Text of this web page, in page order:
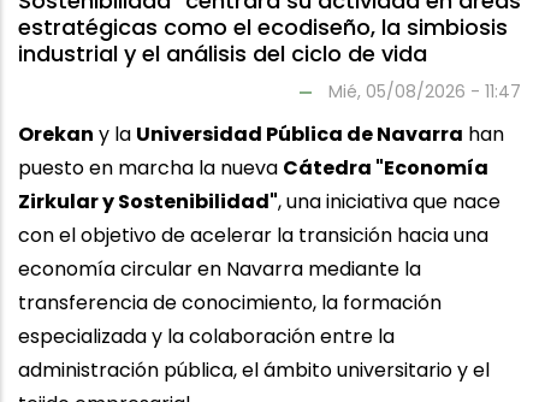
estratégicas como el ecodiseño, la simbiosis
industrial y el análisis del ciclo de vida
Mié, 05/08/2026 - 11:47
Orekan y la Universidad Pública de Navarra han
puesto en marcha la nueva Cátedra "Economía
Zirkular y Sostenibilidad", una iniciativa que nace
con el objetivo de acelerar la transición hacia una
economía circular en Navarra mediante la
transferencia de conocimiento, la formación
especializada y la colaboración entre la
administración pública, el ámbito universitario y el